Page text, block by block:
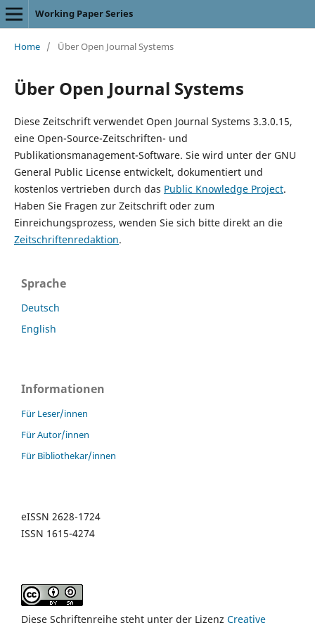
Working Paper Series
Home / Über Open Journal Systems
Über Open Journal Systems
Diese Zeitschrift verwendet Open Journal Systems 3.3.0.15,
eine Open-Source-Zeitschriften- und
Publikationsmanagement-Software. Sie wird unter der GNU
General Public License entwickelt, dokumentiert und
kostenlos vertrieben durch das Public Knowledge Project.
Haben Sie Fragen zur Zeitschrift oder zum
Einreichungsprozess, wenden Sie sich bitte direkt an die
Zeitschriftenredaktion.
Sprache
Deutsch
English
Informationen
Für Leser/innen
Für Autor/innen
Für Bibliothekar/innen
eISSN 2628-1724
ISSN 1615-4274
Diese Schriftenreihe steht unter der Lizenz Creative